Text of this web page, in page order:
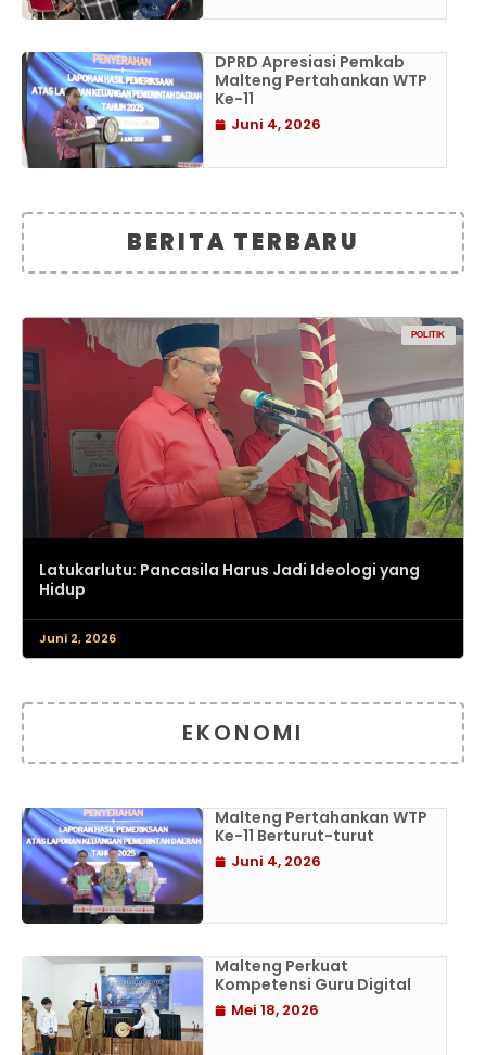
DPRD Apresiasi Pemkab
Malteng Pertahankan WTP
Ke-11
Juni 4, 2026
BERITA TERBARU
POLITIK
Latukarlutu: Pancasila Harus Jadi Ideologi yang
Hidup
Juni 2, 2026
EKONOMI
Malteng Pertahankan WTP
Ke-11 Berturut-turut
Juni 4, 2026
Malteng Perkuat
Kompetensi Guru Digital
Mei 18, 2026